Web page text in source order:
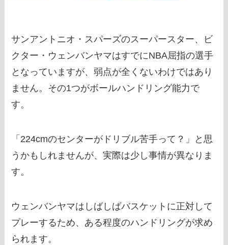
サンアントニオ・スパーズのスーパースター、ビ
クター・ウェンバンヤマはすでにNBA屈指の選手
となっていますが、弱点が全くないわけではあり
ません。その1つがボールハンドリング能力で
す。
「224cmのセンターがドリブル苦手って？」と思
うかもしれませんが、実際は少し事情が異なりま
す。
ウェンバンヤマはしばしばバスケットに正対して
プレーするため、ある程度のハンドリングが求め
られます。